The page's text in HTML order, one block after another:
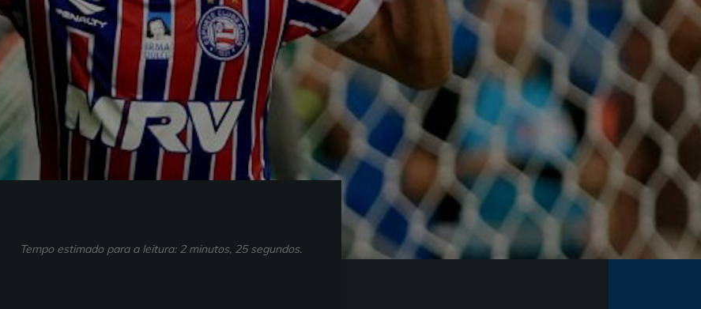
Tempo estimado para a leitura: 2 minutos, 25 segundos.